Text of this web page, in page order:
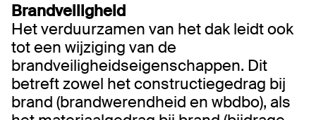
Brandveiligheid
Het verduurzamen van het dak leidt ook
tot een wijziging van de
brandveiligheidseigenschappen. Dit
betreft zowel het constructiegedrag bij
brand (brandwerendheid en wbdbo), als